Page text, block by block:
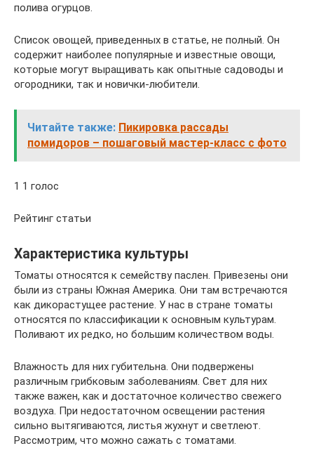
полива огурцов.
Список овощей, приведенных в статье, не полный. Он
содержит наиболее популярные и известные овощи,
которые могут выращивать как опытные садоводы и
огородники, так и новички-любители.
Читайте также: Пикировка рассады
помидоров – пошаговый мастер-класс с фото
1 1 голос
Рейтинг статьи
Характеристика культуры
Томаты относятся к семейству паслен. Привезены они
были из страны Южная Америка. Они там встречаются
как дикорастущее растение. У нас в стране томаты
относятся по классификации к основным культурам.
Поливают их редко, но большим количеством воды.
Влажность для них губительна. Они подвержены
различным грибковым заболеваниям. Свет для них
также важен, как и достаточное количество свежего
воздуха. При недостаточном освещении растения
сильно вытягиваются, листья жухнут и светлеют.
Рассмотрим, что можно сажать с томатами.